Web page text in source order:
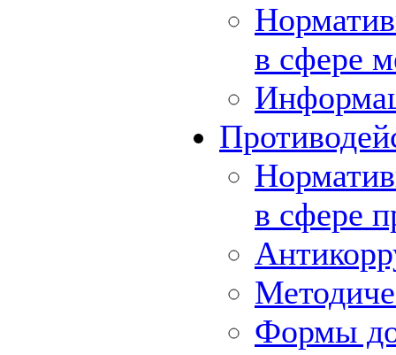
в сфере
в сфере
Формы